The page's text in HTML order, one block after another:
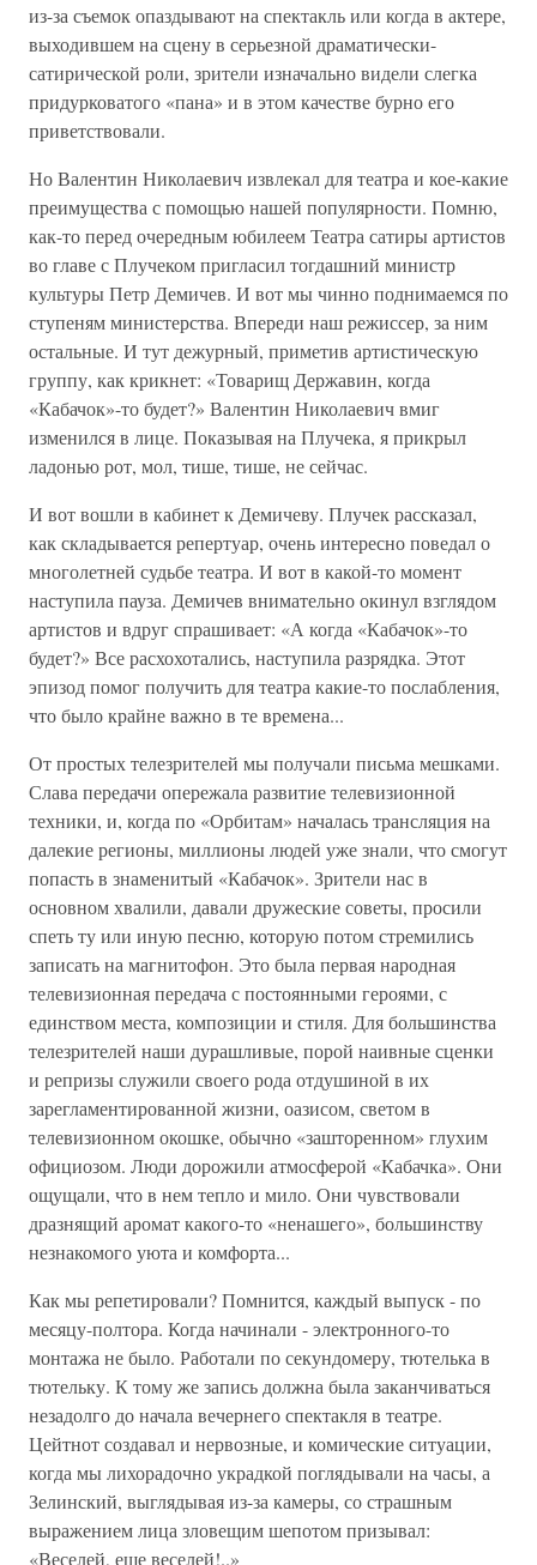
из-за съемок опаздывают на спектакль или когда в актере,
выходившем на сцену в серьезной драматически-
сатирической роли, зрители изначально видели слегка
придурковатого «пана» и в этом качестве бурно его
приветствовали.
Но Валентин Николаевич извлекал для театра и кое-какие
преимущества с помощью нашей популярности. Помню,
как-то перед очередным юбилеем Театра сатиры артистов
во главе с Плучеком пригласил тогдашний министр
культуры Петр Демичев. И вот мы чинно поднимаемся по
ступеням министерства. Впереди наш режиссер, за ним
остальные. И тут дежурный, приметив артистическую
группу, как крикнет: «Товарищ Державин, когда
«Кабачок»-то будет?» Валентин Николаевич вмиг
изменился в лице. Показывая на Плучека, я прикрыл
ладонью рот, мол, тише, тише, не сейчас.
И вот вошли в кабинет к Демичеву. Плучек рассказал,
как складывается репертуар, очень интересно поведал о
многолетней судьбе театра. И вот в какой-то момент
наступила пауза. Демичев внимательно окинул взглядом
артистов и вдруг спрашивает: «А когда «Кабачок»-то
будет?» Все расхохотались, наступила разрядка. Этот
эпизод помог получить для театра какие-то послабления,
что было крайне важно в те времена...
От простых телезрителей мы получали письма мешками.
Слава передачи опережала развитие телевизионной
техники, и, когда по «Орбитам» началась трансляция на
далекие регионы, миллионы людей уже знали, что смогут
попасть в знаменитый «Кабачок». Зрители нас в
основном хвалили, давали дружеские советы, просили
спеть ту или иную песню, которую потом стремились
записать на магнитофон. Это была первая народная
телевизионная передача с постоянными героями, с
единством места, композиции и стиля. Для большинства
телезрителей наши дурашливые, порой наивные сценки
и репризы служили своего рода отдушиной в их
зарегламентированной жизни, оазисом, светом в
телевизионном окошке, обычно «зашторенном» глухим
официозом. Люди дорожили атмосферой «Кабачка». Они
ощущали, что в нем тепло и мило. Они чувствовали
дразнящий аромат какого-то «ненашего», большинству
незнакомого уюта и комфорта...
Как мы репетировали? Помнится, каждый выпуск - по
месяцу-полтора. Когда начинали - электронного-то
монтажа не было. Работали по секундомеру, тютелька в
тютельку. К тому же запись должна была заканчиваться
незадолго до начала вечернего спектакля в театре.
Цейтнот создавал и нервозные, и комические ситуации,
когда мы лихорадочно украдкой поглядывали на часы, а
Зелинский, выглядывая из-за камеры, со страшным
выражением лица зловещим шепотом призывал:
«Веселей, еще веселей!..»